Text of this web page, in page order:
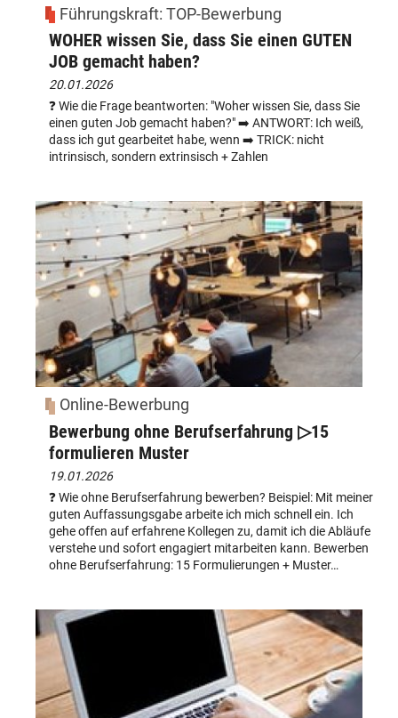
Führungskraft: TOP-Bewerbung
WOHER wissen Sie, dass Sie einen GUTEN
JOB gemacht haben?
20.01.2026
❓ Wie die Frage beantworten: "Woher wissen Sie, dass Sie
einen guten Job gemacht haben?" ➡️ ANTWORT: Ich weiß,
dass ich gut gearbeitet habe, wenn ➡️ TRICK: nicht
intrinsisch, sondern extrinsisch + Zahlen
Online-Bewerbung
Bewerbung ohne Berufserfahrung ▷15
formulieren Muster
19.01.2026
❓ Wie ohne Berufserfahrung bewerben? Beispiel: Mit meiner
guten Auffassungsgabe arbeite ich mich schnell ein. Ich
gehe offen auf erfahrene Kollegen zu, damit ich die Abläufe
verstehe und sofort engagiert mitarbeiten kann. Bewerben
ohne Berufserfahrung: 15 Formulierungen + Muster…